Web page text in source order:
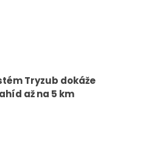
Tryzub dokáže
až na 5 km